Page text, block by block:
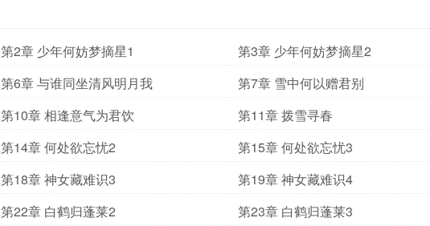
第2章 少年何妨梦摘星1 第3章 少年何妨梦摘星2
第6章 与谁同坐清风明月我 第7章 雪中何以赠君别
第10章 相逢意气为君饮 第11章 拨雪寻春
第14章 何处欲忘忧2 第15章 何处欲忘忧3
第18章 神女藏难识3 第19章 神女藏难识4
第22章 白鹤归蓬莱2 第23章 白鹤归蓬莱3